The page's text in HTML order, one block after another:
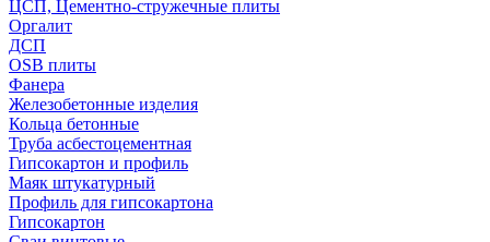
ЦСП, Цементно-стружечные плиты
Оргалит
ДСП
OSB плиты
Фанера
Железобетонные изделия
Кольца бетонные
Труба асбестоцементная
Гипсокартон и профиль
Маяк штукатурный
Профиль для гипсокартона
Гипсокартон